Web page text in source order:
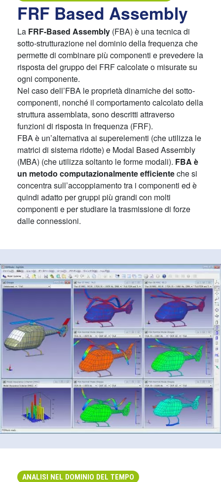
FRF Based Assembly
La FRF-Based Assembly (FBA) è una tecnica di
sotto-strutturazione nel dominio della frequenza che
permette di combinare più componenti e prevedere la
risposta del gruppo dei FRF calcolate o misurate su
ogni componente.
Nel caso dell’FBA le proprietà dinamiche dei sotto-
componenti, nonché il comportamento calcolato della
struttura assemblata, sono descritti attraverso
funzioni di risposta in frequenza (FRF).
FBA è un’alternativa ai superelementi (che utilizza le
matrici di sistema ridotte) e Modal Based Assembly
(MBA) (che utilizza soltanto le forme modali). FBA è
un metodo computazionalmente efficienteche si
concentra sull’accoppiamento tra i componenti ed è
quindi adatto per gruppi più grandi con molti
componenti e per studiare la trasmissione di forze
dalle connessioni.
ANALISI NEL DOMINIO DEL TEMPO